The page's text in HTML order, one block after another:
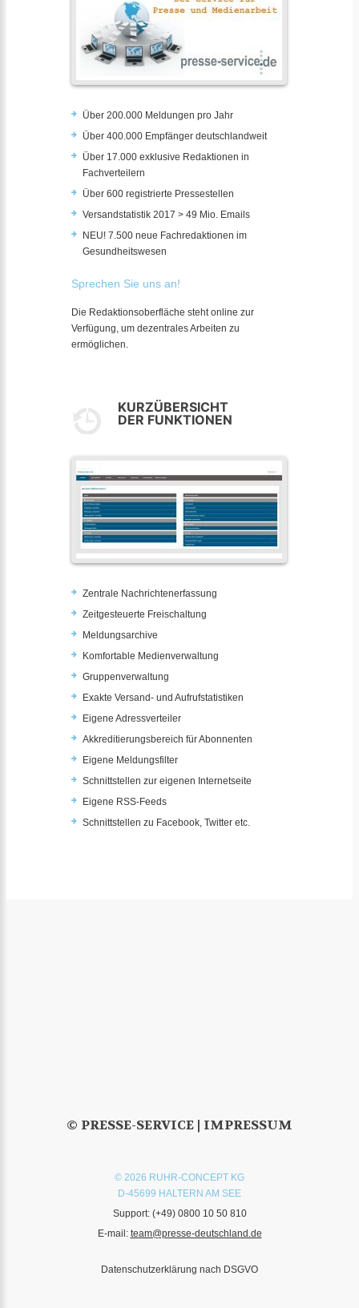
Über 200.000 Meldungen pro Jahr
Über 400.000 Empfänger deutschlandweit
Über 17.000 exklusive Redaktionen in
Fachverteilern
Über 600 registrierte Pressestellen
Versandstatistik 2017 > 49 Mio. Emails
NEU! 7.500 neue Fachredaktionen im
Gesundheitswesen
Sprechen Sie uns an!
Die Redaktionsoberfläche steht online zur
Verfügung, um dezentrales Arbeiten zu
ermöglichen.
KURZÜBERSICHT
DER FUNKTIONEN
Zentrale Nachrichtenerfassung
Zeitgesteuerte Freischaltung
Meldungsarchive
Komfortable Medienverwaltung
Gruppenverwaltung
Exakte Versand- und Aufrufstatistiken
Eigene Adressverteiler
Akkreditierungsbereich für Abonnenten
Eigene Meldungsfilter
Schnittstellen zur eigenen Internetseite
Eigene RSS-Feeds
Schnittstellen zu Facebook, Twitter etc.
© PRESSE-SERVICE | IMPRESSUM
© 2026 RUHR-CONCEPT KG
D-45699 HALTERN AM SEE
Support: (+49) 0800 10 50 810
E-mail: team@presse-deutschland.de
Datenschutzerklärung nach DSGVO